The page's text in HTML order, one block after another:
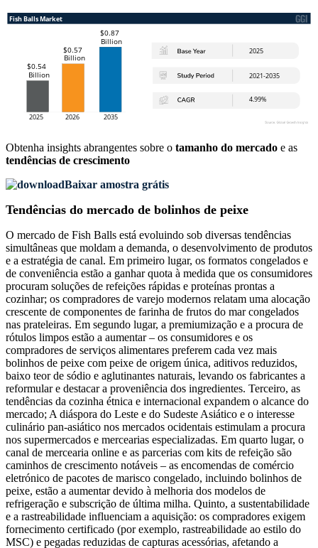
Obtenha insights abrangentes sobre o tamanho do mercado e as
tendências de crescimento
Baixar amostra grátis
Tendências do mercado de bolinhos de peixe
O mercado de Fish Balls está evoluindo sob diversas tendências
simultâneas que moldam a demanda, o desenvolvimento de produtos
e a estratégia de canal. Em primeiro lugar, os formatos congelados e
de conveniência estão a ganhar quota à medida que os consumidores
procuram soluções de refeições rápidas e proteínas prontas a
cozinhar; os compradores de varejo modernos relatam uma alocação
crescente de componentes de farinha de frutos do mar congelados
nas prateleiras. Em segundo lugar, a premiumização e a procura de
rótulos limpos estão a aumentar – os consumidores e os
compradores de serviços alimentares preferem cada vez mais
bolinhos de peixe com peixe de origem única, aditivos reduzidos,
baixo teor de sódio e aglutinantes naturais, levando os fabricantes a
reformular e destacar a proveniência dos ingredientes. Terceiro, as
tendências da cozinha étnica e internacional expandem o alcance do
mercado; A diáspora do Leste e do Sudeste Asiático e o interesse
culinário pan-asiático nos mercados ocidentais estimulam a procura
nos supermercados e mercearias especializadas. Em quarto lugar, o
canal de mercearia online e as parcerias com kits de refeição são
caminhos de crescimento notáveis ​​– as encomendas de comércio
eletrónico de pacotes de marisco congelado, incluindo bolinhos de
peixe, estão a aumentar devido à melhoria dos modelos de
refrigeração e subscrição de última milha. Quinto, a sustentabilidade
e a rastreabilidade influenciam a aquisição: os compradores exigem
fornecimento certificado (por exemplo, rastreabilidade ao estilo do
MSC) e pegadas reduzidas de capturas acessórias, afetando a